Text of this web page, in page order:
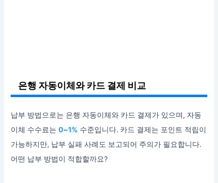
은행 자동이체와 카드 결제 비교
납부 방법으로는 은행 자동이체와 카드 결제가 있으며, 자동
이체 수수료는0~1% 수준입니다. 카드 결제는 포인트 적립이
가능하지만, 납부 실패 사례도 보고되어 주의가 필요합니다.
어떤 납부 방법이 적합할까요?